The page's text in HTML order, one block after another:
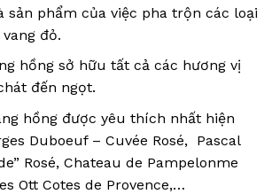
sản phẩm của việc pha trộn các loại
đỏ.
hồng sở hữu tất cả các hương vị
đến ngọt.
hồng được yêu thích nhất hiện
Duboeuf – Cuvée Rosé, Pascal
Rosé, Chateau de Pampelonme
Ott Cotes de Provence,…